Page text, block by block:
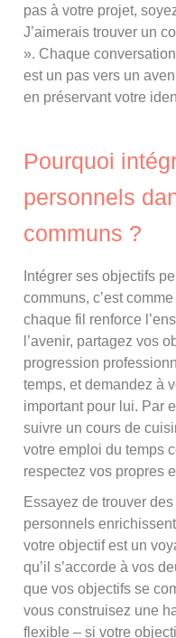
pas à votre projet,
J’aimerais trouver un
». Chaque
est un pas vers un
en préservant votre
Pourquoi
personnels
communs ?
Intégrer ses objectifs
communs, c’est
chaque fil renforce
l’avenir, partagez vos
progression
temps, et demandez à
important pour lui. Par
suivre un cours de
votre emploi du temps
respectez vos propres
Essayez de trouver
personnels
votre objectif est un
qu’il s’accorde à vos
que vos objectifs se
vous construisez une
flexible – si votre